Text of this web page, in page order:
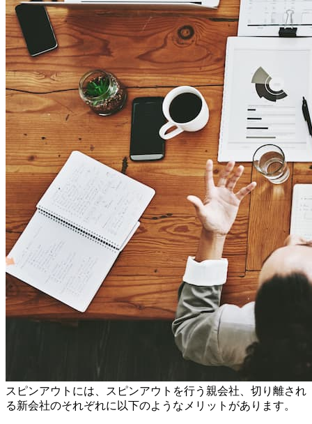
スピンアウトには、スピンアウトを行う親会社、切り離され
る新会社のそれぞれに以下のようなメリットがあります。